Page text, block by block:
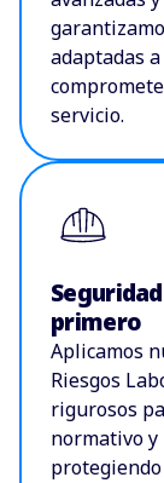
adaptadas
servicio.
primero
Aplicamos
Riesgos
rigurosos
normativo